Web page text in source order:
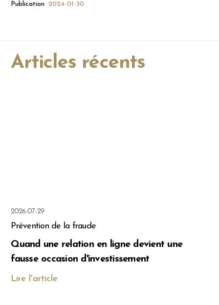
Publication 2024-01-30
Articles récents
2026-07-29
Prévention de la fraude
Quand une relation en ligne devient une
fausse occasion d'investissement
Lire l'article